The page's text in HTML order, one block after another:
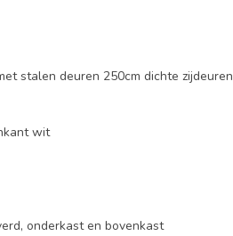
stalen deuren 250cm dichte zijdeuren
wit
onderkast en bovenkast